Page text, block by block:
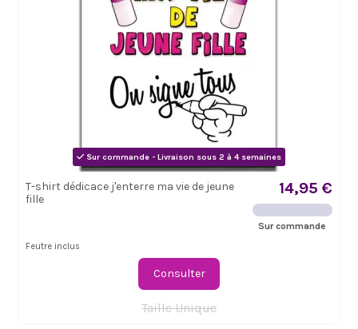
Sur commande - Livraison sous 2 à 4 semaines
T-shirt dédicace j'enterre ma vie de jeune
fille
14,95 €
Sur commande
Feutre inclus
Consulter
Taille Unique